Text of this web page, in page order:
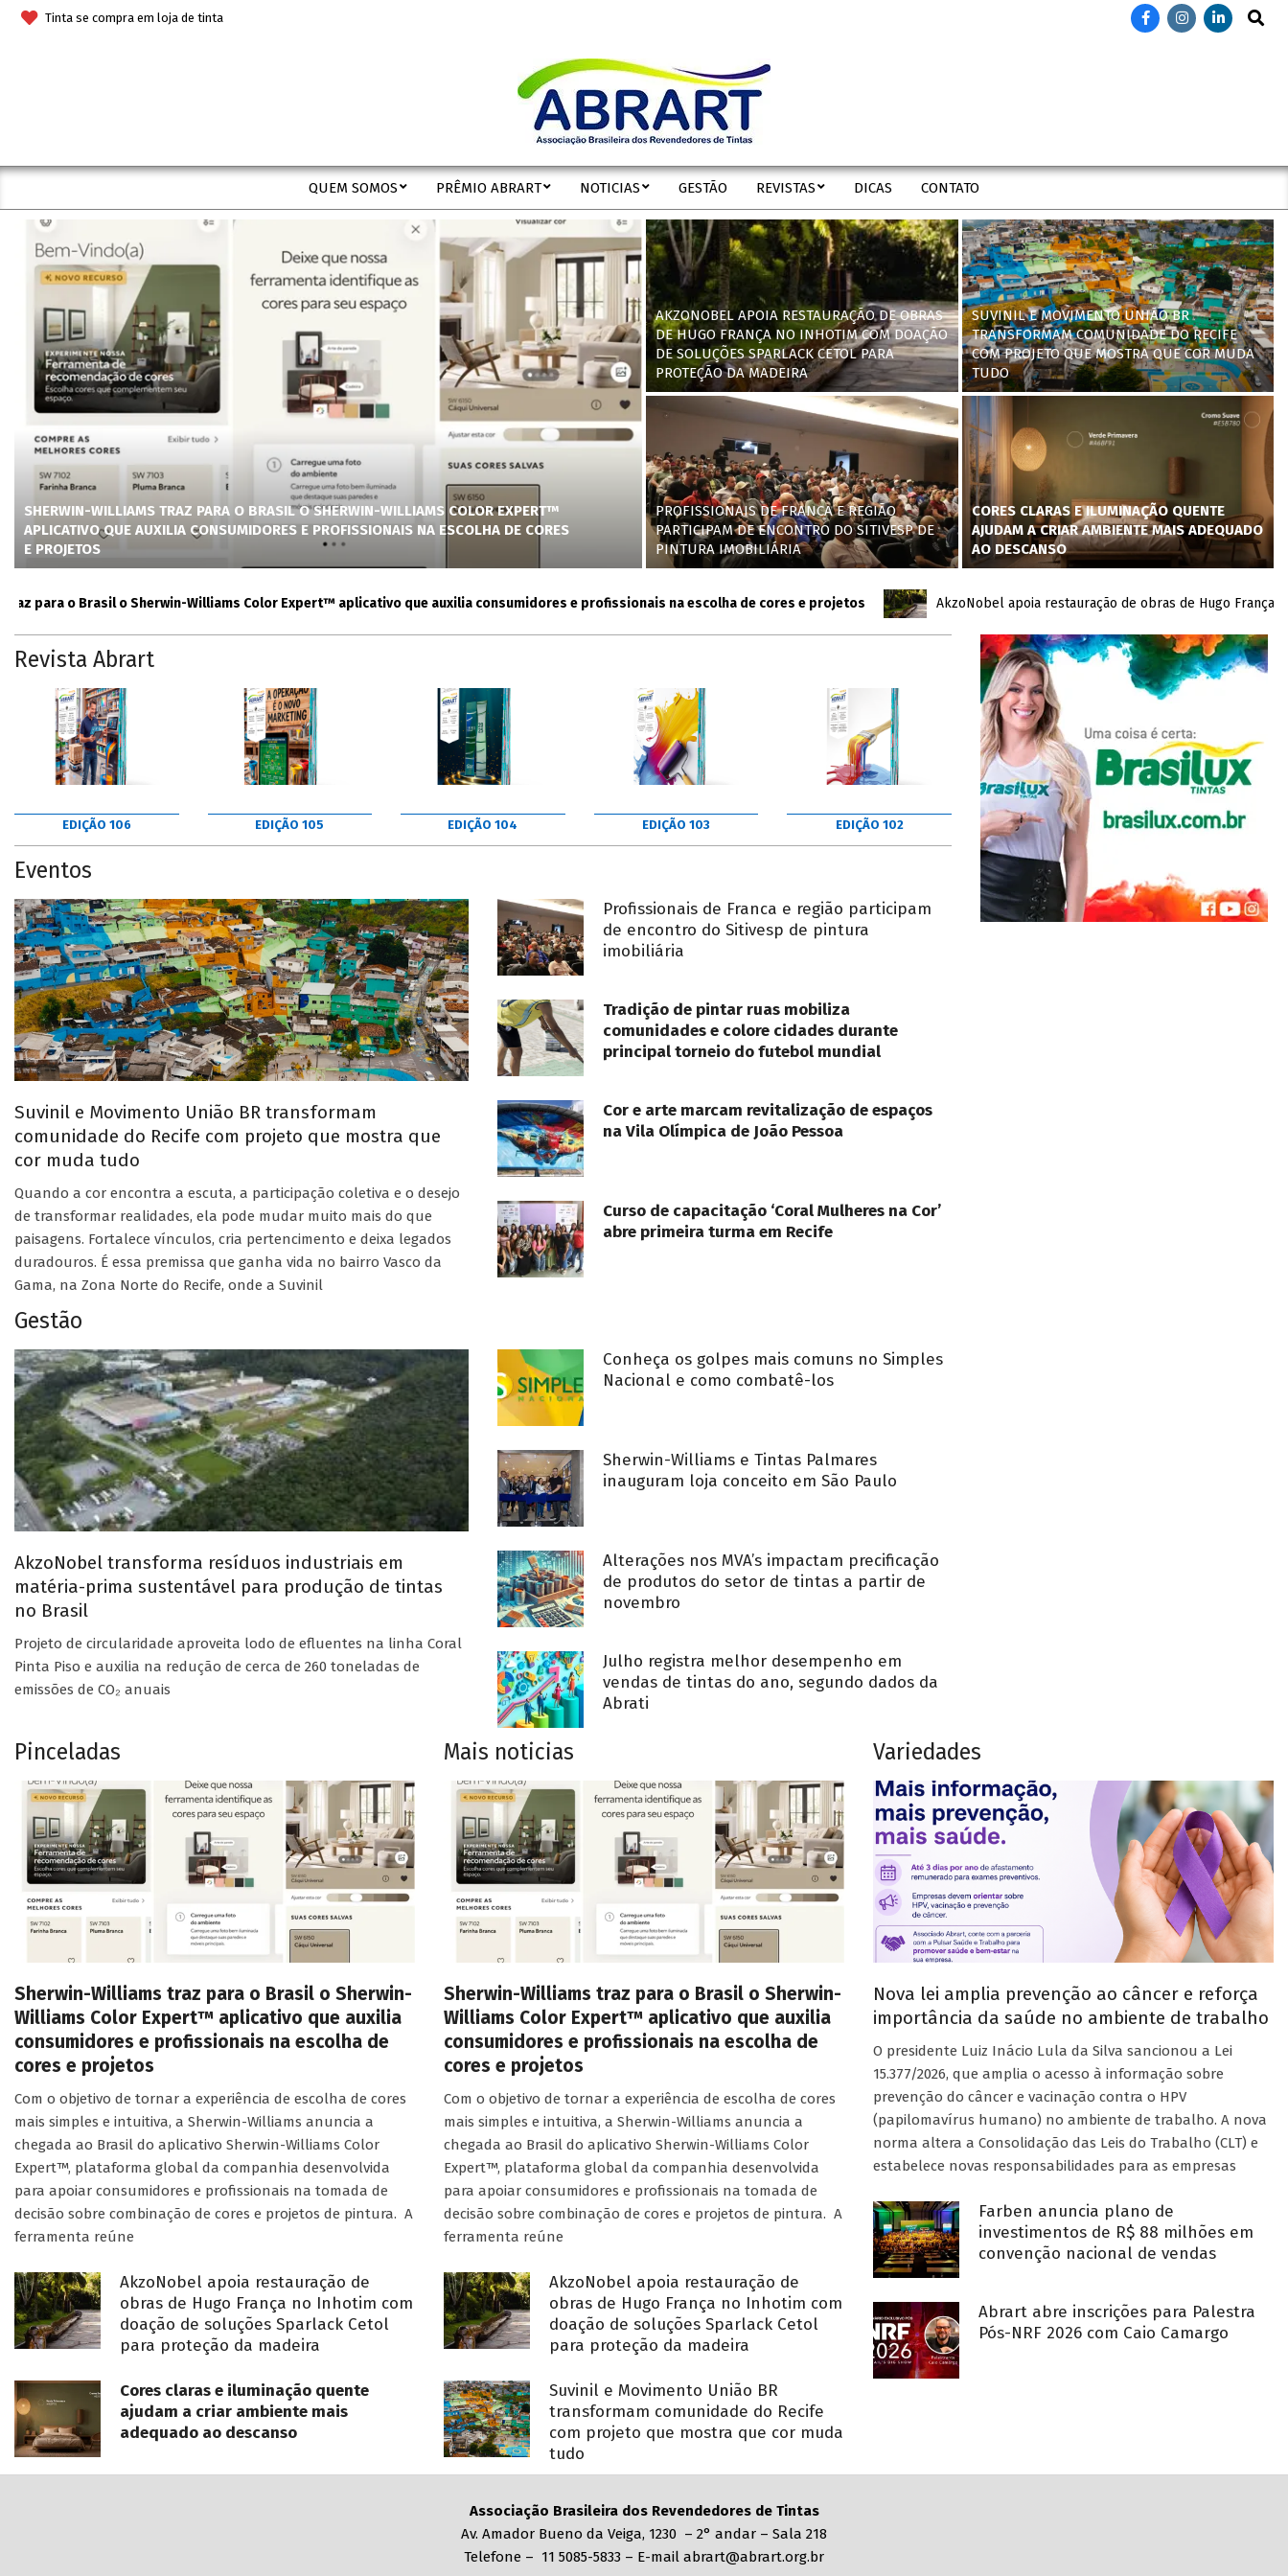
Skip
Tinta se compra em loja de tinta
Search
ABRART
Secondary
Navigation
Menu
QUEM SOMOS PRÊMIO ABRART NOTICIAS GESTÃO REVISTAS DICAS CONTATO
SHERWIN-WILLIAMS TRAZ PARA O BRASIL O SHERWIN-WILLIAMS COLOR EXPERT™
APLICATIVO QUE AUXILIA CONSUMIDORES E PROFISSIONAIS NA ESCOLHA DE CORES
E PROJETOS
AKZONOBEL APOIA RESTAURAÇÃO DE OBRAS
DE HUGO FRANÇA NO INHOTIM COM DOAÇÃO
DE SOLUÇÕES SPARLACK CETOL PARA
PROTEÇÃO DA MADEIRA
SUVINIL E MOVIMENTO UNIÃO BR
TRANSFORMAM COMUNIDADE DO RECIFE
COM PROJETO QUE MOSTRA QUE COR MUDA
TUDO
PROFISSIONAIS DE FRANCA E REGIÃO
PARTICIPAM DE ENCONTRO DO SITIVESP DE
PINTURA IMOBILIÁRIA
CORES CLARAS E ILUMINAÇÃO QUENTE
AJUDAM A CRIAR AMBIENTE MAIS ADEQUADO
AO DESCANSO
o Brasil o Sherwin-Williams Color Expert™ aplicativo que auxilia consumidores e profissionais na escolha de cores e projetos AkzoNobel apoia restauração de obras de Hugo França no
Revista Abrart
EDIÇÃO 106 EDIÇÃO 105 EDIÇÃO 104 EDIÇÃO 103 EDIÇÃO 102
Eventos
Suvinil e Movimento União BR transformam
comunidade do Recife com projeto que mostra que
cor muda tudo
Quando a cor encontra a escuta, a participação coletiva e o desejo
de transformar realidades, ela pode mudar muito mais do que
paisagens. Fortalece vínculos, cria pertencimento e deixa legados
duradouros. É essa premissa que ganha vida no bairro Vasco da
Gama, na Zona Norte do Recife, onde a Suvinil
Profissionais de Franca e região participam
de encontro do Sitivesp de pintura
imobiliária
Tradição de pintar ruas mobiliza
comunidades e colore cidades durante
principal torneio do futebol mundial
Cor e arte marcam revitalização de espaços
na Vila Olímpica de João Pessoa
Curso de capacitação ‘Coral Mulheres na Cor’
abre primeira turma em Recife
Gestão
AkzoNobel transforma resíduos industriais em
matéria-prima sustentável para produção de tintas
no Brasil
Projeto de circularidade aproveita lodo de efluentes na linha Coral
Pinta Piso e auxilia na redução de cerca de 260 toneladas de
emissões de CO₂ anuais
Conheça os golpes mais comuns no Simples
Nacional e como combatê-los
Sherwin-Williams e Tintas Palmares
inauguram loja conceito em São Paulo
Alterações nos MVA’s impactam precificação
de produtos do setor de tintas a partir de
novembro
Julho registra melhor desempenho em
vendas de tintas do ano, segundo dados da
Abrati
Pinceladas
Sherwin-Williams traz para o Brasil o Sherwin-
Williams Color Expert™ aplicativo que auxilia
consumidores e profissionais na escolha de
cores e projetos
Com o objetivo de tornar a experiência de escolha de cores
mais simples e intuitiva, a Sherwin-Williams anuncia a
chegada ao Brasil do aplicativo Sherwin-Williams Color
Expert™, plataforma global da companhia desenvolvida
para apoiar consumidores e profissionais na tomada de
decisão sobre combinação de cores e projetos de pintura. A
ferramenta reúne
AkzoNobel apoia restauração de
obras de Hugo França no Inhotim com
doação de soluções Sparlack Cetol
para proteção da madeira
Cores claras e iluminação quente
ajudam a criar ambiente mais
adequado ao descanso
Mais noticias
Sherwin-Williams traz para o Brasil o Sherwin-
Williams Color Expert™ aplicativo que auxilia
consumidores e profissionais na escolha de
cores e projetos
Com o objetivo de tornar a experiência de escolha de cores
mais simples e intuitiva, a Sherwin-Williams anuncia a
chegada ao Brasil do aplicativo Sherwin-Williams Color
Expert™, plataforma global da companhia desenvolvida
para apoiar consumidores e profissionais na tomada de
decisão sobre combinação de cores e projetos de pintura. A
ferramenta reúne
AkzoNobel apoia restauração de
obras de Hugo França no Inhotim com
doação de soluções Sparlack Cetol
para proteção da madeira
Suvinil e Movimento União BR
transformam comunidade do Recife
com projeto que mostra que cor muda
tudo
Variedades
Nova lei amplia prevenção ao câncer e reforça
importância da saúde no ambiente de trabalho
O presidente Luiz Inácio Lula da Silva sancionou a Lei
15.377/2026, que amplia o acesso à informação sobre
prevenção do câncer e vacinação contra o HPV
(papilomavírus humano) no ambiente de trabalho. A nova
norma altera a Consolidação das Leis do Trabalho (CLT) e
estabelece novas responsabilidades para as empresas
Farben anuncia plano de
investimentos de R$ 88 milhões em
convenção nacional de vendas
Abrart abre inscrições para Palestra
Pós-NRF 2026 com Caio Camargo
Associação Brasileira dos Revendedores de Tintas
Av. Amador Bueno da Veiga, 1230 – 2° andar – Sala 218
Telefone – 11 5085-5833 – E-mail abrart@abrart.org.br